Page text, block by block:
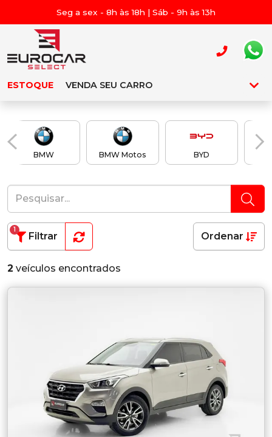
Seg a sex - 8h às 18h | Sáb - 9h às 13h
ESTOQUE VENDA SEU CARRO
BMW BMW Motos BYD
Filtrar
1
Ordenar
2 veículos encontrados